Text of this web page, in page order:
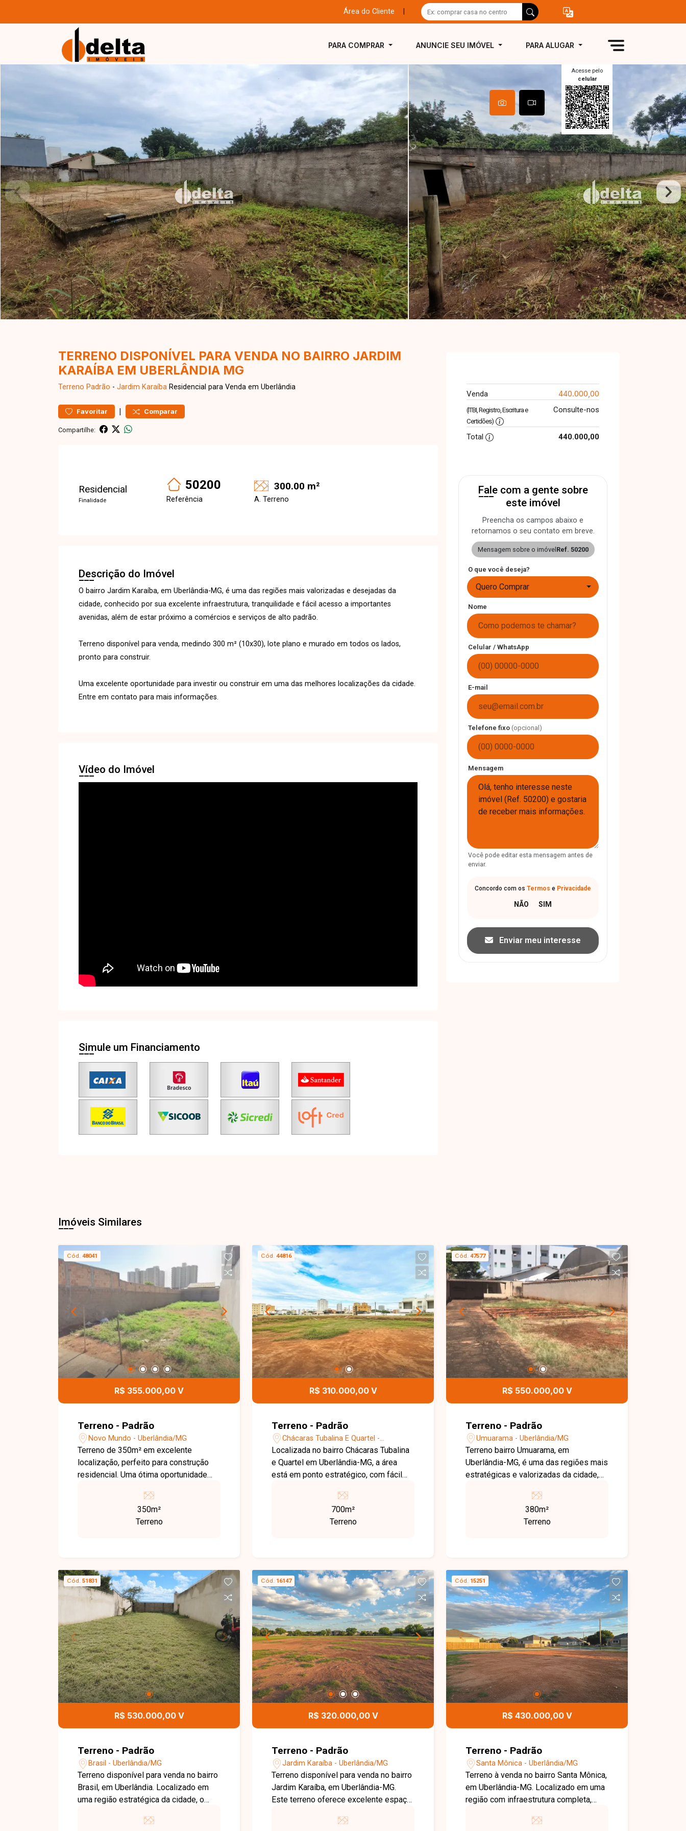
Área do Cliente
PARA COMPRAR ANUNCIE SEU IMÓVEL PARA ALUGAR
Acesse pelo
celular
TERRENO DISPONÍVEL PARA VENDA NO BAIRRO JARDIM
KARAÍBA EM UBERLÂNDIA MG
Terreno Padrão - Jardim Karaíba Residencial para Venda em Uberlândia
Favoritar | Comparar
Compartilhe:
Residencial
Finalidade
50200
Referência
300.00 m²
A. Terreno
Descrição do Imóvel
O bairro Jardim Karaíba, em Uberlândia-MG, é uma das regiões mais valorizadas e desejadas da
cidade, conhecido por sua excelente infraestrutura, tranquilidade e fácil acesso a importantes
avenidas, além de estar próximo a comércios e serviços de alto padrão.
Terreno disponível para venda, medindo 300 m² (10x30), lote plano e murado em todos os lados,
pronto para construir.
Uma excelente oportunidade para investir ou construir em uma das melhores localizações da cidade.
Entre em contato para mais informações.
Vídeo do Imóvel
Simule um Financiamento
Venda 440.000,00
(ITBI, Registro, Escritura e
Certidões)
Consulte-nos
Total 440.000,00
Fale com a gente sobre
este imóvel
Preencha os campos abaixo e
retornamos o seu contato em breve.
Mensagem sobre o imóvel Ref. 50200
O que você deseja?
Quero Comprar
Nome
Celular / WhatsApp
E-mail
Telefone fixo (opcional)
Mensagem
Você pode editar esta mensagem antes de
enviar.
Concordo com os Termos e Privacidade
Enviar meu interesse
Imóveis Similares
Cód. 48041
R$ 355.000,00 V
Terreno - Padrão
Novo Mundo - Uberlândia/MG
Terreno de 350m² em excelente
localização, perfeito para construção
residencial. Uma ótima oportunidade
em uma área com fácil acesso e grande
potencial de valorização. Próximo à
Avenida Segismundo Pereira.
350m²
Terreno
Cód. 44816
R$ 310.000,00 V
Terreno - Padrão
Chácaras Tubalina E Quartel -
Uberlândia/MG
Localizada no bairro Chácaras Tubalina
e Quartel em Uberlândia-MG, a área
está em ponto estratégico, com fácil
com comércios e serviços, oferecendo
excelente potencial para investimento.
O imóvel possui 700 m² de área total,
construção residencial, comercial ou
investimento, proporcionando diversas
possibilidades de aproveitamento.
Imagem meramente ilustrativa. Entre
em contato com a equipe da Delta
Imóveis e agende sua visita para
conhecer essa oportunidade.
700m²
Terreno
Cód. 47577
R$ 550.000,00 V
Terreno - Padrão
Umuarama - Uberlândia/MG
Terreno bairro Umuarama, em
Uberlândia-MG, é uma das regiões mais
estratégicas e valorizadas da cidade,
acesso às principais vias da cidade.
Próximo à Universidade Federal de
Uberlândia (UFU), hospitais, comércios
quem busca investir com segurança e
alta valorização. Está disponível para
venda excelente terreno localizado em
avenida de grande fluxo, a poucos
metros da Universidade Federal de
Uberlândia (UFU), Hospital de Clínicas e
Hospital do Câncer. Localização
estratégica e valorizada, ideal para
clínicas, laboratórios, comércios,
empreendimentos ou investimento,
com grande potencial de valorização.
para avenida. Entre em contato para
Não perca essa oportunidade de
adquirir um terreno em uma das áreas
mais promissoras de Uberlândia. Fale
conosco e saiba mais!
380m²
Terreno
Cód. 51831
R$ 530.000,00 V
Terreno - Padrão
Brasil - Uberlândia/MG
Terreno disponível para venda no bairro
Brasil, em Uberlândia. Localizado em
uma região estratégica da cidade, o
fácil acesso a importantes avenidas e
Cód. 16147
R$ 320.000,00 V
Terreno - Padrão
Jardim Karaíba - Uberlândia/MG
Terreno disponível para venda no bairro
Jardim Karaíba, em Uberlândia-MG.
Este terreno oferece excelente espaço
investimento, com boas proporções e
Cód. 15251
R$ 430.000,00 V
Terreno - Padrão
Santa Mônica - Uberlândia/MG
Terreno à venda no bairro Santa Mônica,
em Uberlândia-MG. Localizado em uma
região com infraestrutura completa,
pública eficiente e coleta de lixo